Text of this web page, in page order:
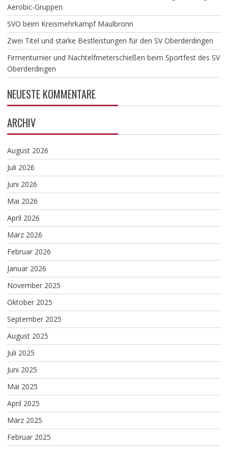
Aerobic-Gruppen
SVO beim Kreismehrkampf Maulbronn
Zwei Titel und starke Bestleistungen für den SV Oberderdingen
Firmenturnier und Nachtelfmeterschießen beim Sportfest des SV
Oberderdingen
NEUESTE KOMMENTARE
ARCHIV
August 2026
Juli 2026
Juni 2026
Mai 2026
April 2026
März 2026
Februar 2026
Januar 2026
November 2025
Oktober 2025
September 2025
August 2025
Juli 2025
Juni 2025
Mai 2025
April 2025
März 2025
Februar 2025